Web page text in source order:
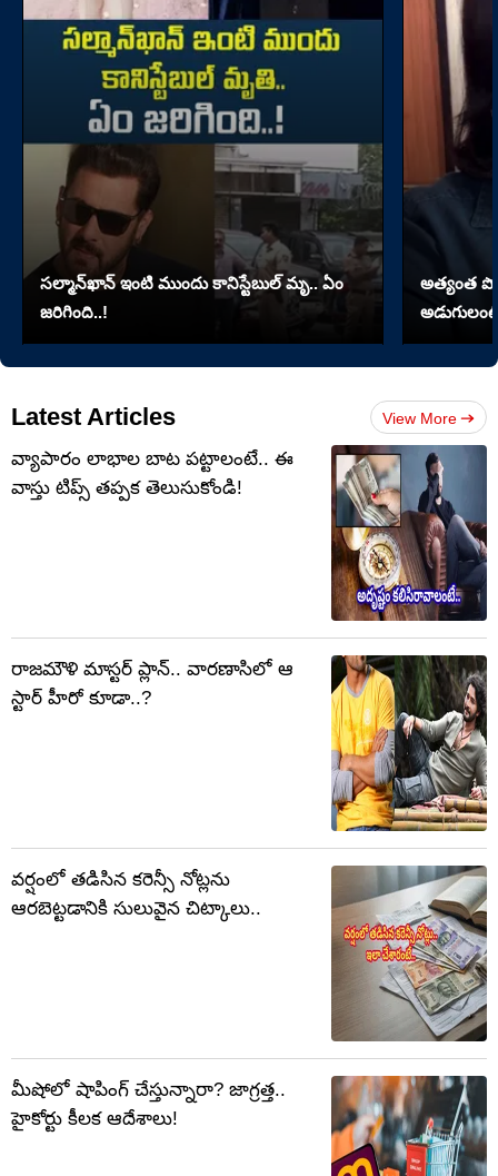
సల్మాన్‌ఖాన్‌ ఇంటి ముందు కానిస్టేబుల్‌ మృ.. ఏం
జరిగింది..!
అత్యంత
Latest Articles View More
వ్యాపారం లాభాల బాట పట్టాలంటే.. ఈ
వాస్తు టిప్స్ తప్పక తెలుసుకోండి!
రాజమౌళి మాస్టర్ ప్లాన్.. వారణాసిలో ఆ
స్టార్ హీరో కూడా..?
వర్షంలో తడిసిన కరెన్సీ నోట్లను
ఆరబెట్టడానికి సులువైన చిట్కాలు..
మీషోలో షాపింగ్ చేస్తున్నారా? జాగ్రత్త..
హైకోర్టు కీలక ఆదేశాలు!